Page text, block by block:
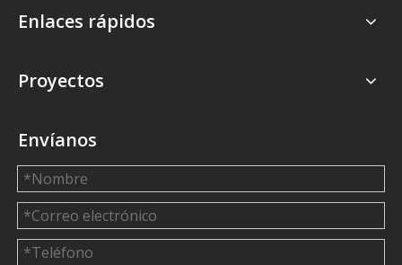
Enlaces rápidos
Proyectos
Envíanos